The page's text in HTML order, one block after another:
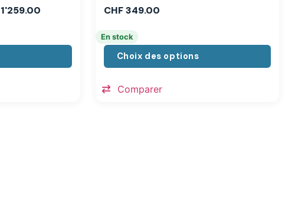
1'259.00 CHF349.00
En stock
Choix des options
Comparer